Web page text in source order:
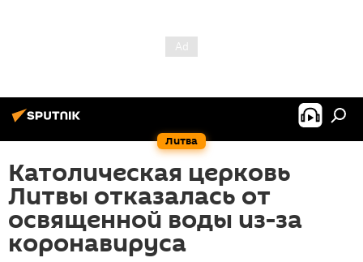
Литва
Католическая церковь
Литвы отказалась от
освященной воды из-за
коронавируса